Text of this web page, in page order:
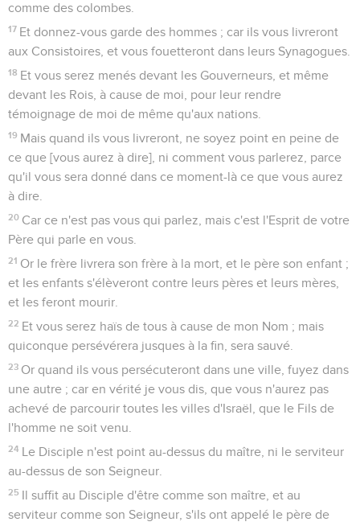
comme des colombes.
17 Et donnez-vous garde des hommes ; car ils vous livreront
aux Consistoires, et vous fouetteront dans leurs Synagogues.
18 Et vous serez menés devant les Gouverneurs, et même
devant les Rois, à cause de moi, pour leur rendre
témoignage de moi de même qu'aux nations.
19 Mais quand ils vous livreront, ne soyez point en peine de
ce que [vous aurez à dire], ni comment vous parlerez, parce
qu'il vous sera donné dans ce moment-là ce que vous aurez
à dire.
20 Car ce n'est pas vous qui parlez, mais c'est l'Esprit de votre
Père qui parle en vous.
21 Or le frère livrera son frère à la mort, et le père son enfant ;
et les enfants s'élèveront contre leurs pères et leurs mères,
et les feront mourir.
22 Et vous serez haïs de tous à cause de mon Nom ; mais
quiconque persévérera jusques à la fin, sera sauvé.
23 Or quand ils vous persécuteront dans une ville, fuyez dans
une autre ; car en vérité je vous dis, que vous n'aurez pas
achevé de parcourir toutes les villes d'Israël, que le Fils de
l'homme ne soit venu.
24 Le Disciple n'est point au-dessus du maître, ni le serviteur
au-dessus de son Seigneur.
25 Il suffit au Disciple d'être comme son maître, et au
serviteur comme son Seigneur, s'ils ont appelé le père de